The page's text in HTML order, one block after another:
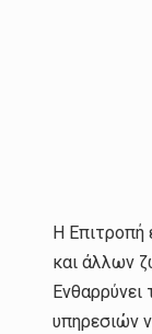
Η Επιτροπή
και άλλων
υπηρεσιών